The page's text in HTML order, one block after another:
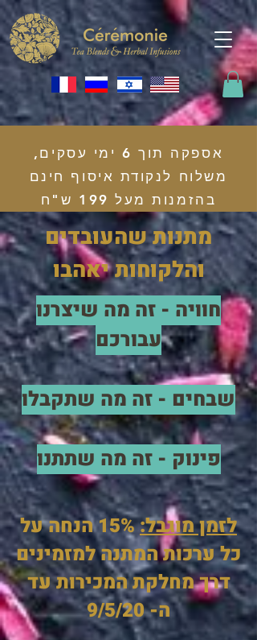
אספקה תוך 6 ימי עסקים,
משלוח לנקודת איסוף חינם
בהזמנות מעל 199 ש"ח
מתנות שהעובדים
והלקוחות יאהבו
חוויה - זה מה שיצרנו
עבורכם
שבחים - זה מה שתקבלו
פינוק - זה מה שתתנו
לזמן מוגבל:
15% הנחה על
כל ערכות המתנה למזמינים
דרך מחלקת המכירות עד
ה- 9/5/20